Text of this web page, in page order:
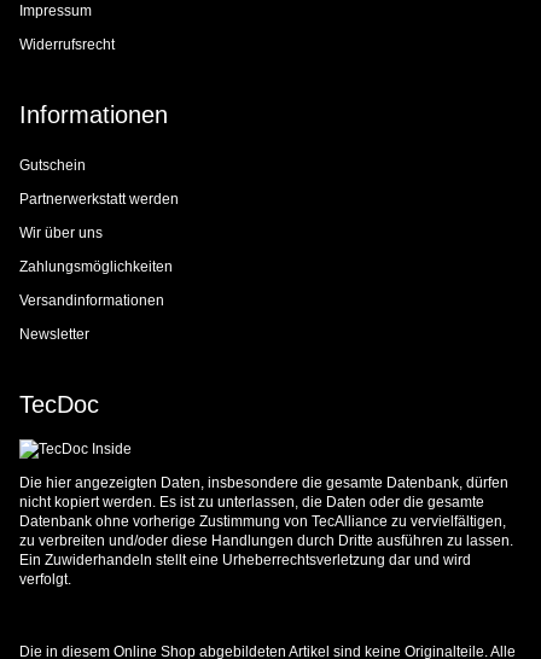
Impressum
Widerrufsrecht
Informationen
Gutschein
Partnerwerkstatt werden
Wir über uns
Zahlungsmöglichkeiten
Versandinformationen
Newsletter
TecDoc
Die hier angezeigten Daten, insbesondere die gesamte Datenbank, dürfen
nicht kopiert werden. Es ist zu unterlassen, die Daten oder die gesamte
Datenbank ohne vorherige Zustimmung von TecAlliance zu vervielfältigen,
zu verbreiten und/oder diese Handlungen durch Dritte ausführen zu lassen.
Ein Zuwiderhandeln stellt eine Urheberrechtsverletzung dar und wird
verfolgt.
Die in diesem Online Shop abgebildeten Artikel sind keine Originalteile. Alle